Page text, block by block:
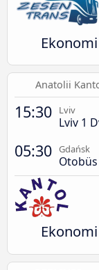
Ekonomi
Anatolii
15:30 Lviv
Lviv 1
05:30 Gdańsk
Ekonomi